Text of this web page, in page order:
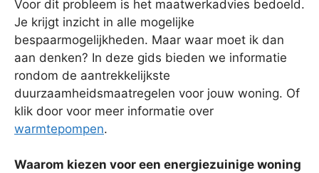
Voor dit probleem is het maatwerkadvies bedoeld.
Je krijgt inzicht in alle mogelijke
bespaarmogelijkheden. Maar waar moet ik dan
aan denken? In deze gids bieden we informatie
rondom de aantrekkelijkste
duurzaamheidsmaatregelen voor jouw woning. Of
klik door voor meer informatie over
warmtepompen.
Waarom kiezen voor een energiezuinige woning